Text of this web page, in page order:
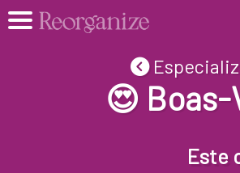
😍 Boas-
Este